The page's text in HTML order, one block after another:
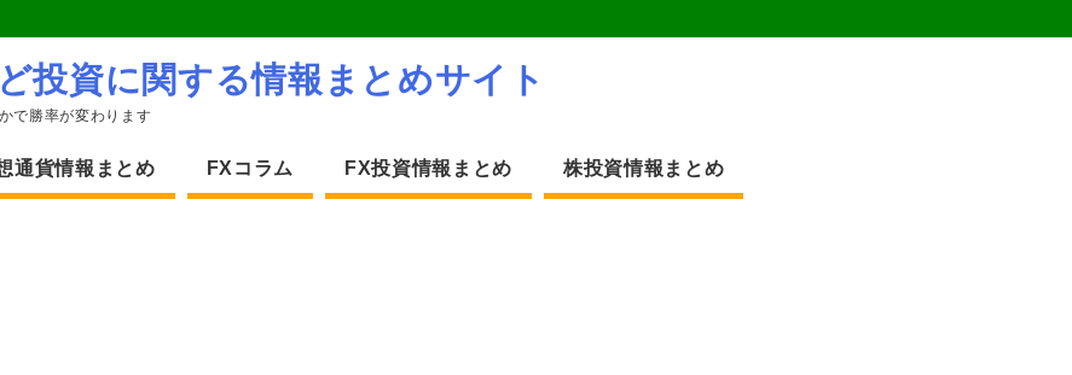
投資に関する情報まとめサイト
で勝率が変わります
通貨情報まとめ FXコラム FX投資情報まとめ 株投資情報まとめ